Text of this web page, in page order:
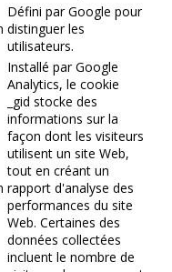
Défini par Google pour
distinguer les
utilisateurs.
Installé par Google
Analytics, le cookie
_gid stocke des
informations sur la
façon dont les visiteurs
utilisent un site Web,
tout en créant un
rapport d'analyse des
performances du site
Web. Certaines des
données collectées
incluent le nombre de